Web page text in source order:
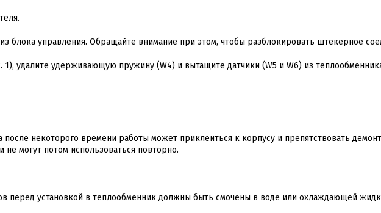
блока управления. Обращайте внимание при этом, чтобы разблокировать штекерное
1), удалите удерживающую пружину (W4) и вытащите датчики (W5 и W6) из
после некоторого времени работы может приклеиться к корпусу и препятствовать
не могут потом использоваться повторно.
перед установкой в теплообменник должны быть смочены в воде или охлаждающей